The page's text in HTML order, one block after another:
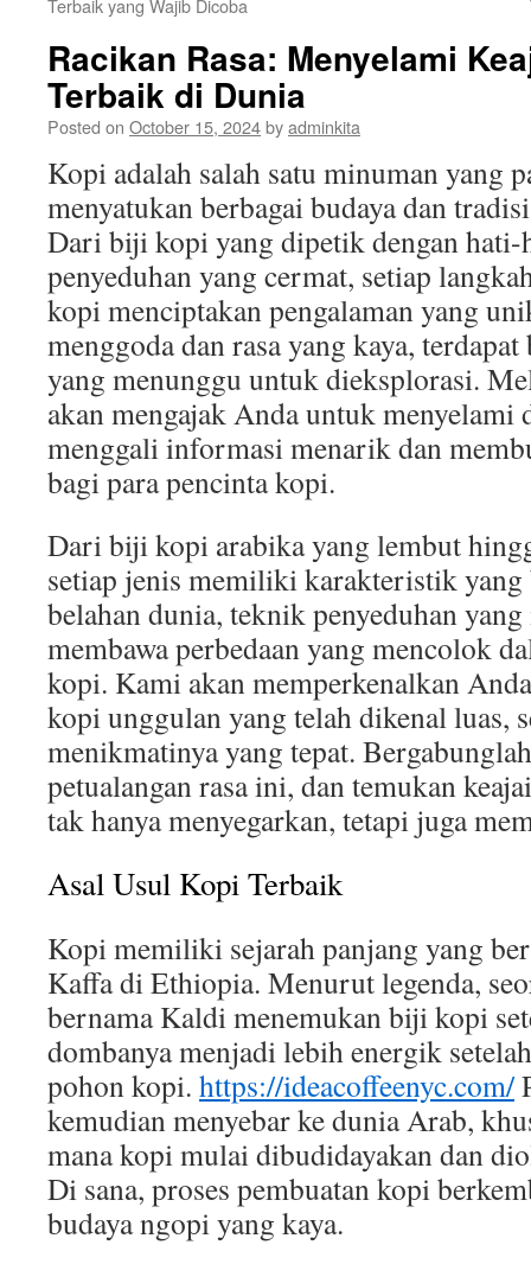
Terbaik yang Wajib Dicoba
Racikan Rasa: Menyelami
Terbaik di Dunia
Posted on October 15, 2024byadminkita
Kopi adalah salah satu minuman yang
menyatukan berbagai budaya dan
Dari biji kopi yang dipetik dengan hati-
penyeduhan yang cermat, setiap
kopi menciptakan pengalaman yang
menggoda dan rasa yang kaya,
yang menunggu untuk dieksplorasi.
akan mengajak Anda untuk
menggali informasi menarik dan
bagi para pencinta kopi.
Dari biji kopi arabika yang lembut
setiap jenis memiliki karakteristik yang
belahan dunia, teknik penyeduhan
membawa perbedaan yang mencolok
kopi. Kami akan memperkenalkan
kopi unggulan yang telah dikenal luas,
menikmatinya yang tepat.
petualangan rasa ini, dan temukan
tak hanya menyegarkan, tetapi juga
Asal Usul Kopi Terbaik
Kopi memiliki sejarah panjang yang
Kaffa di Ethiopia. Menurut legenda,
bernama Kaldi menemukan biji kopi
dombanya menjadi lebih energik
pohon kopi. https://ideacoffeenyc.com/
kemudian menyebar ke dunia Arab,
mana kopi mulai dibudidayakan dan
Di sana, proses pembuatan kopi
budaya ngopi yang kaya.